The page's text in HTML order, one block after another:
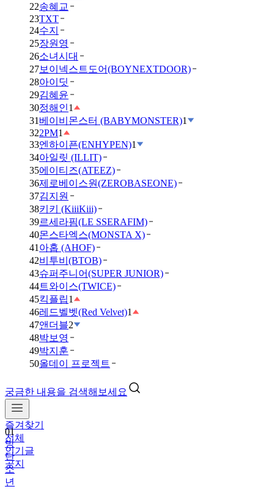
22송혜교
23TXT
24수지
25장원영
26소녀시대
27보이넥스트도어(BOYNEXTDOOR)
28아이딧
29김혜윤
30정해인1
31 베이비몬스터 (BABYMONSTER)1
322PM1
33엔하이픈(ENHYPEN)1
34아일릿 (ILLIT)
35에이티즈(ATEEZ)
36제로베이스원(ZEROBASEONE)
37김지원
38키키 (KiiiKiii)
39르세라핌(LE SSERAFIM)
40몬스타엑스(MONSTA X)
41 아홉 (AHOF)
42비투비(BTOB)
43슈퍼주니어(SUPER JUNIOR)
44트와이스(TWICE)
45킥플립1
46레드벨벳(Red Velvet)1
47앤더블2
48박보영
49박지훈
50올데이 프로젝트
궁금한 내용을 검색해보세요
즐겨찾기
전체
인기글
공지
01
방
탄
소
년